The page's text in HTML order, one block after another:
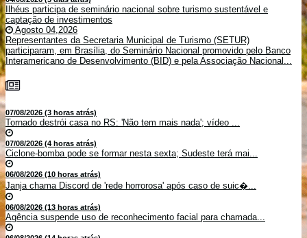
Ilhéus participa de seminário nacional sobre turismo sustentável e
captação de investimentos
Agosto 04,2026
Representantes da Secretaria Municipal de Turismo (SETUR)
participaram, em Brasília, do Seminário Nacional promovido pelo Banco
Interamericano de Desenvolvimento (BID) e pela Associação Nacional...
07/08/2026 (3 horas atrás)
Tornado destrói casa no RS: 'Não tem mais nada'; vídeo ...
07/08/2026 (4 horas atrás)
Ciclone-bomba pode se formar nesta sexta; Sudeste terá mai...
06/08/2026 (10 horas atrás)
Janja chama Discord de 'rede horrorosa' após caso de suic�...
06/08/2026 (13 horas atrás)
Agência suspende uso de reconhecimento facial para chamada...